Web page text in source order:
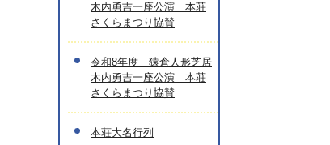
木内勇吉一座公演 本荘
さくらまつり協賛
令和8年度 猿倉人形芝居
木内勇吉一座公演 本荘
さくらまつり協賛
本荘大名行列